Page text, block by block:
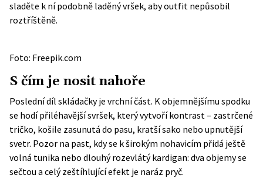
sladěte k ní podobně laděný vršek, aby outfit nepůsobil
roztříštěně.
Foto: Freepik.com
S čím je nosit nahoře
Poslední díl skládačky je vrchní část. K objemnějšímu spodku
se hodí přiléhavější svršek, který vytvoří kontrast – zastrčené
tričko, košile zasunutá do pasu, kratší sako nebo upnutější
svetr. Pozor na past, kdy se k širokým nohavicím přidá ještě
volná tunika nebo dlouhý rozevlátý kardigan: dva objemy se
sečtou a celý zeštíhlující efekt je naráz pryč.